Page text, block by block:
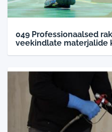
049 Professionaalsed
veekindlate materjalide